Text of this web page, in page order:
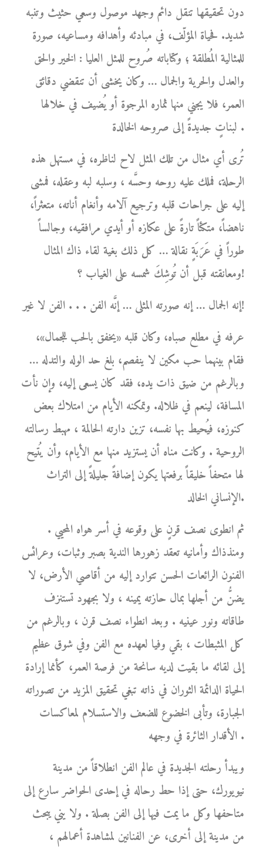
دون تحقيقها تنقل دائم وجهد موصول وسعي حثيث وتنبه
شديد. فحياة المؤلّف، في مبادئه وأهدافه ومساعيه، صورة
للمثالية المُطلقة ؛ وكتاباته صُروح للمثل العليا : الخير والحق
والعدل والحرية والجمال … وكان يخشى أن تنقضي دقائق
العمر، فلا يجني منها ثماره المرجوة أو يُضيف في خلالها
لبناتٍ جديدةً إلى صروحه الخالدة .
تُرى أي مثال من تلك المثل لاح لناظره، في مستهل هذه
الرحلة، فملك عليه روحه وحسَّه ، وسلبه لبه وعقله، فمشى
إليه على جراحات قلبه وترجيع آلامه وأنغام أناته، متعثراً،
ناهضاً، متكئاً تارةً على عكازه أو أيدي مرافقيه، وجالساً
طوراً في عَرَبَةٍ نقالة … كل ذلك بغية لقاء ذاك المثال
ومعانقته قبل أن تُوشِكَ شمسه على الغياب ؟!
إنه الجمال … إنه صورته المثلى … إنَّه الفن . . . الفن لا غير!
عرفه في مطلع صباه، وكان قلبه «يخفق بالحب للجمال»،
فقام بينهما حب مكين لا ينفصم، بلغ حد الوله والتدله …
وبالرغم من ضيق ذات يده، فقد كان يسعى إليه، وإن نأت
المسافة، لينعم في ظلاله. وتمكنه الأيام من امتلاك بعض
كنوزه، فيُحيط بها نفسه، تزين دارته الحالمة ، مهبط رسالته
الروحية . وكانت مناه أن يستزيد منها مع الأيام، وأن يُتيح
لها متحفاً خليقاً برفعتها يكون إضافةً جليلةً إلى التراث
الإنساني الخالد.
ثم انطوى نصف قرنٍ على وقوعه في أسر هواه المحيي .
ومنذذاك وأمانيه تعقد زهورها الندية بصبر وثبات، وعرائس
الفنون الرائعات الحسن تتوارد إليه من أقاصي الأرض، لا
يضنُّ من أجلها بمال حازته يمينه ، ولا بجهود تستنزف
طاقاته ونور عينيه . وبعد انطواء نصف قرن ، وبالرغم من
كل المثبطات ، بقي وفيا لعهده مع الفن وفي شوق عظيم
إلى لقائه ما بقيت لديه سانحة من فرصة العمر، كأنما إرادة
الحياة الدائمة الثوران في ذاته تبغي تحقيق المزيد من تصوراته
الجبارة، وتأبى الخضوع للضعف والاستسلام لمعاكسات
الأقدار الثائرة في وجهه .
ويبدأ رحلته الجديدة في عالم الفن انطلاقاً من مدينة
نيويورك، حتى إذا حط رحاله في إحدى الحواضر سارع إلى
متاحفها وكل ما يمت فيها إلى الفن بصلة . ولا يني يبحث
من مدينة إلى أخرى، عن الفنانين لمشاهدة أعمالهم ،